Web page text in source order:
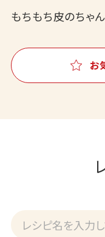
もちもち皮のちゃ
お